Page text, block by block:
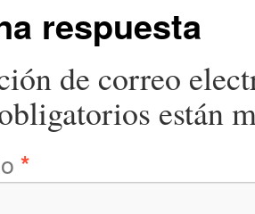
respuesta
de correo
están
*